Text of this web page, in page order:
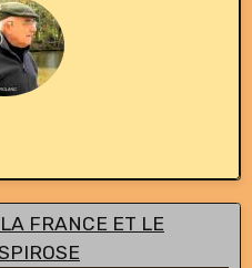
FRANCE ET LE